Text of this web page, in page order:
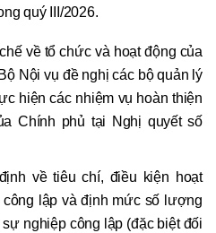
quý III/2026.
về tổ chức và hoạt động của
Nội vụ đề nghị các bộ quản lý
hiện các nhiệm vụ hoàn thiện
Chính phủ tại Nghị quyết số
về tiêu chí, điều kiện hoạt
lập và định mức số lượng
nghiệp công lập (đặc biệt đối